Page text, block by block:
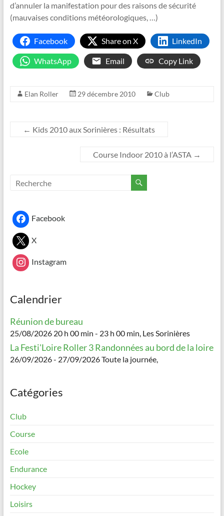
d’annuler la manifestation pour des raisons de sécurité
(mauvaises conditions météorologiques, …)
Facebook Share on X LinkedIn
WhatsApp Email Copy Link
Elan Roller 29 décembre 2010 Club
← Kids 2010 aux Sorinières : Résultats
Course Indoor 2010 à l’ASTA →
Facebook
X
Instagram
Calendrier
Réunion de bureau
25/08/2026 20 h 00 min - 23 h 00 min, Les Sorinières
La Festi'Loire Roller 3 Randonnées au bord de la loire
26/09/2026 - 27/09/2026 Toute la journée,
Catégories
Club
Course
Ecole
Endurance
Hockey
Loisirs